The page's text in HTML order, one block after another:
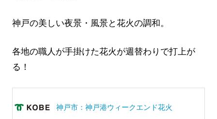
神戸の美しい夜景・風景と花火の調和。
各地の職人が手掛けた花火が週替わりで打上が
る！
神戸市：神戸港ウィークエンド花火